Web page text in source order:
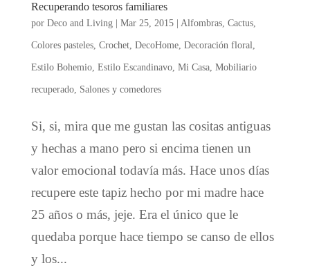
Recuperando tesoros familiares
por Deco and Living| Mar 25, 2015| Alfombras, Cactus,
Colores pasteles, Crochet, DecoHome, Decoración floral
Estilo Bohemio, Estilo Escandinavo, Mi Casa, Mobiliario
recuperado, Salones y comedores
Si, si, mira que me gustan las cositas antiguas
y hechas a mano pero si encima tienen un
valor emocional todavía más. Hace unos días
recupere este tapiz hecho por mi madre hace
25 años o más, jeje. Era el único que le
quedaba porque hace tiempo se canso de ellos
y los...